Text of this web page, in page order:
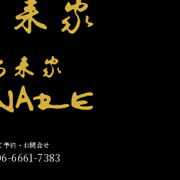
6661-7383
予約・お問合せ